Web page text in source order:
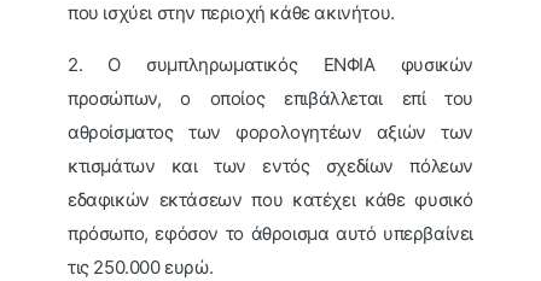
που ισχύει στην περιοχή κάθε ακινήτου.
2. Ο συμπληρωματικός ΕΝΦΙΑ φυσικών
προσώπων, ο οποίος επιβάλλεται επί του
αθροίσματος των φορολογητέων αξιών των
κτισμάτων και των εντός σχεδίων πόλεων
εδαφικών εκτάσεων που κατέχει κάθε φυσικό
πρόσωπο, εφόσον το άθροισμα αυτό υπερβαίνει
τις 250.000 ευρώ.